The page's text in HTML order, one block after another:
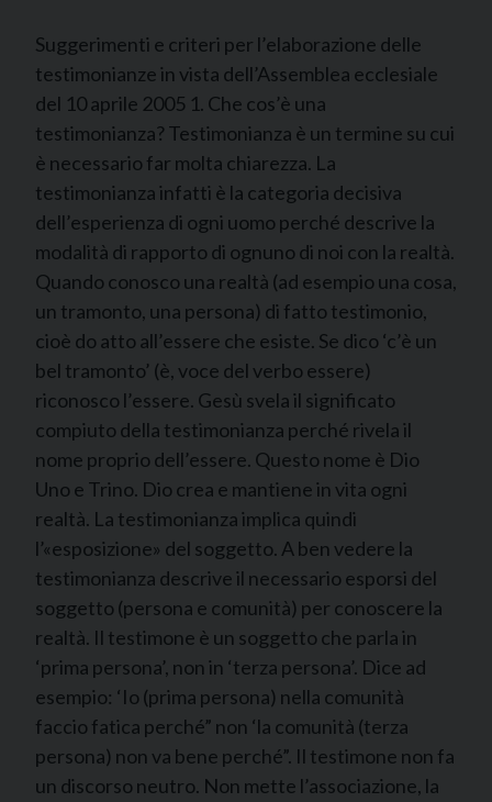
Suggerimenti e criteri per l’elaborazione delle
testimonianze in vista dell’Assemblea ecclesiale
del 10 aprile 2005 1. Che cos’è una
testimonianza? Testimonianza è un termine su cui
è necessario far molta chiarezza. La
testimonianza infatti è la categoria decisiva
dell’esperienza di ogni uomo perché descrive la
modalità di rapporto di ognuno di noi con la realtà.
Quando conosco una realtà (ad esempio una cosa,
un tramonto, una persona) di fatto testimonio,
cioè do atto all’essere che esiste. Se dico ‘c’è un
bel tramonto’ (è, voce del verbo essere)
riconosco l’essere. Gesù svela il significato
compiuto della testimonianza perché rivela il
nome proprio dell’essere. Questo nome è Dio
Uno e Trino. Dio crea e mantiene in vita ogni
realtà. La testimonianza implica quindi
l’«esposizione» del soggetto. A ben vedere la
testimonianza descrive il necessario esporsi del
soggetto (persona e comunità) per conoscere la
realtà. Il testimone è un soggetto che parla in
‘prima persona’, non in ‘terza persona’. Dice ad
esempio: ‘Io (prima persona) nella comunità
faccio fatica perché” non ‘la comunità (terza
persona) non va bene perché”. Il testimone non fa
un discorso neutro. Non mette l’associazione, la